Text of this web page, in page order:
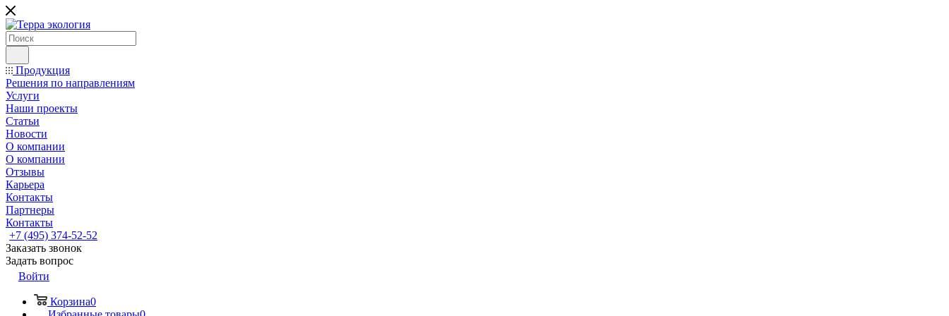
Продукция
Решения по направлениям
Услуги
Наши проекты
Статьи
Новости
О компании
О компании
Отзывы
Карьера
Контакты
Партнеры
Контакты
+7 (495) 374-52-52
Заказать звонок
Задать вопрос
Войти
Корзина0